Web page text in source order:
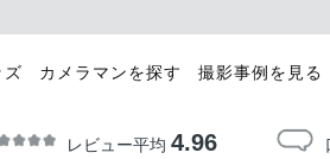
ズ カメラマンを探す 撮影事例を見る
レビュー平均 4.96